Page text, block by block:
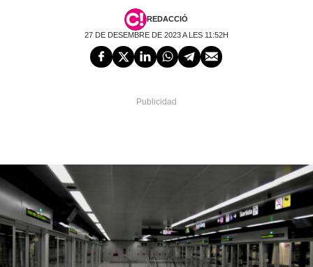
REDACCIÓ
27 DE DESEMBRE DE 2023 A LES 11:52H